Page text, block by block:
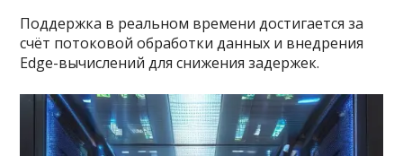
Поддержка в реальном времени достигается за
счёт потоковой обработки данных и внедрения
Edge-вычислений для снижения задержек.